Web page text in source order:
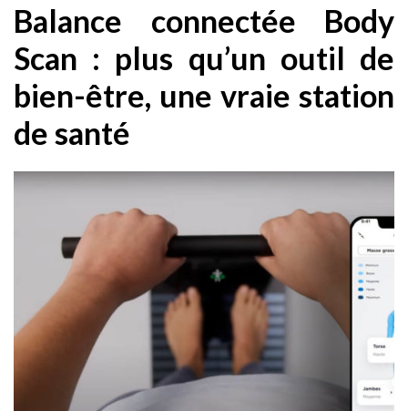
Balance connectée Body
Scan : plus qu’un outil de
bien-être, une vraie station
de santé